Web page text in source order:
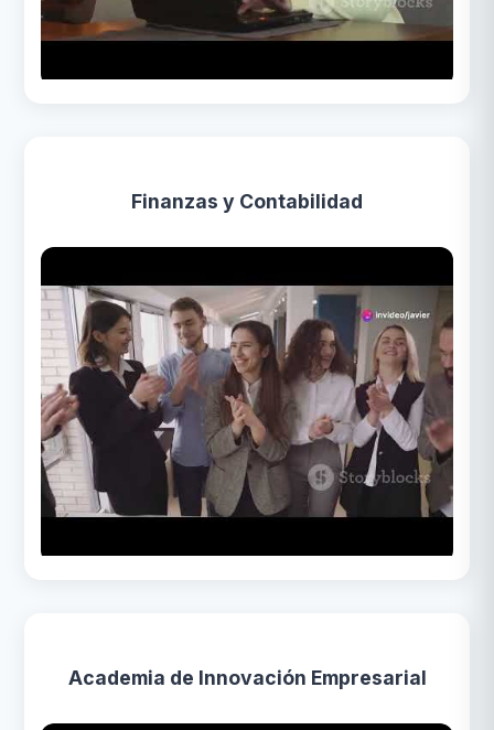
Finanzas y Contabilidad
Academia de Innovación Empresarial